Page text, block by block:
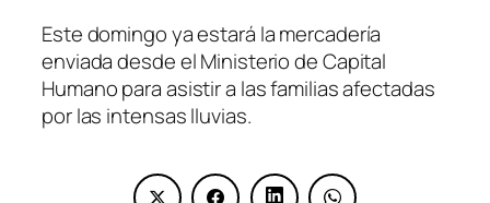
Este domingo ya estará la mercadería
enviada desde el Ministerio de Capital
Humano para asistir a las familias afectadas
por las intensas lluvias.